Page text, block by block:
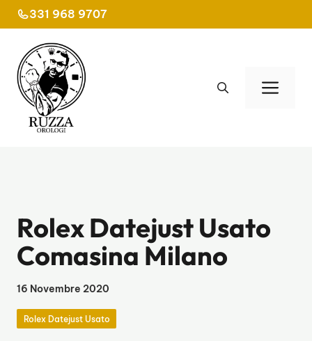
al
contenuto
331 968 9707
Rolex Datejust Usato
Comasina Milano
16 Novembre 2020
Rolex Datejust Usato